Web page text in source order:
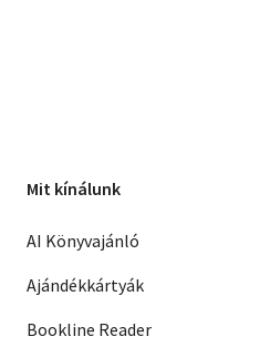
Mit kínálunk
AI Könyvajánló
Ajándékkártyák
Bookline Reader